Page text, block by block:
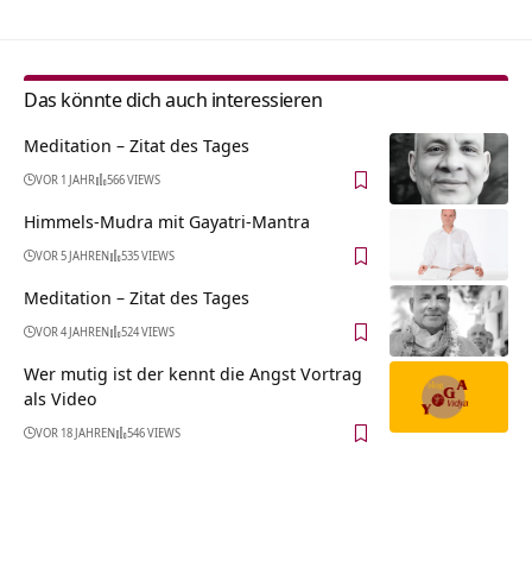
Das könnte dich auch interessieren
Meditation – Zitat des Tages
VOR 1 JAHR 566 VIEWS
Himmels-Mudra mit Gayatri-Mantra
VOR 5 JAHREN 535 VIEWS
Meditation – Zitat des Tages
VOR 4 JAHREN 524 VIEWS
Wer mutig ist der kennt die Angst Vortrag
als Video
VOR 18 JAHREN 546 VIEWS